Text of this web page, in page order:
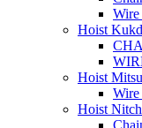
Hoist
Hoist
Hoist